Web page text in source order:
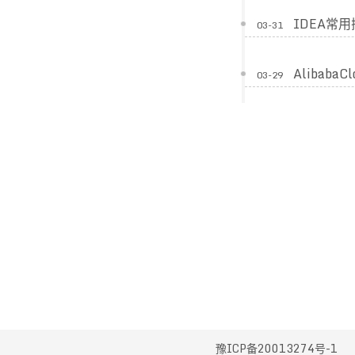
03-31 IDEA常用
03-29
豫ICP备20013274号-1